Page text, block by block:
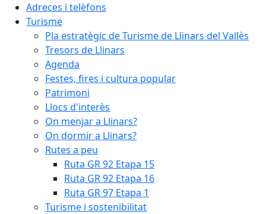
Adreces i telèfons
Turisme
Pla estratègic de Turisme de Llinars del Vallès
Tresors de Llinars
Agenda
Festes, fires i cultura popular
Patrimoni
Llocs d'interès
On menjar a Llinars?
On dormir a Llinars?
Rutes a peu
Ruta GR 92 Etapa 15
Ruta GR 92 Etapa 16
Ruta GR 97 Etapa 1
Turisme i sostenibilitat